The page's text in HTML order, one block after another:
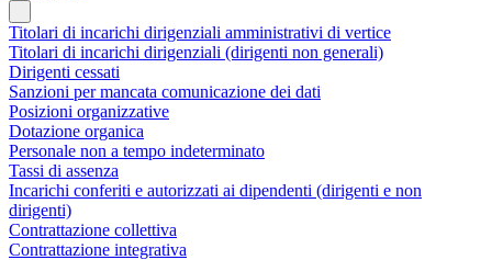
Titolari di incarichi dirigenziali amministrativi di vertice
Titolari di incarichi dirigenziali (dirigenti non generali)
Dirigenti cessati
Sanzioni per mancata comunicazione dei dati
Posizioni organizzative
Dotazione organica
Personale non a tempo indeterminato
Tassi di assenza
Incarichi conferiti e autorizzati ai dipendenti (dirigenti e non
dirigenti)
Contrattazione collettiva
Contrattazione integrativa